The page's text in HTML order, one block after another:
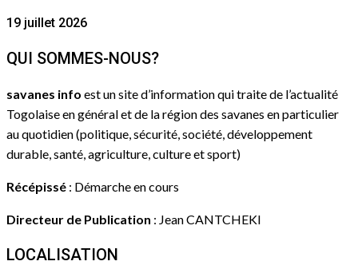
19 juillet 2026
QUI SOMMES-NOUS?
savanes info est un site d’information qui traite de l’actualité
Togolaise en général et de la région des savanes en particulier
au quotidien (politique, sécurité, société, développement
durable, santé, agriculture, culture et sport)
Récépissé : Démarche en cours
Directeur de Publication : Jean CANTCHEKI
LOCALISATION